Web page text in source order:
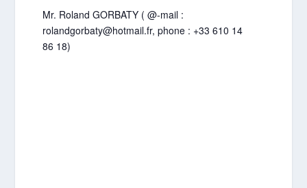
Mr. Roland GORBATY ( @-mail :
rolandgorbaty@hotmail.fr, phone : +33 610 14
86 18)